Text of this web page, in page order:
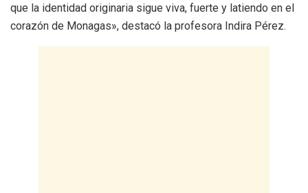
que la identidad originaria sigue viva, fuerte y latiendo en el
corazón de Monagas», destacó la profesora Indira Pérez.